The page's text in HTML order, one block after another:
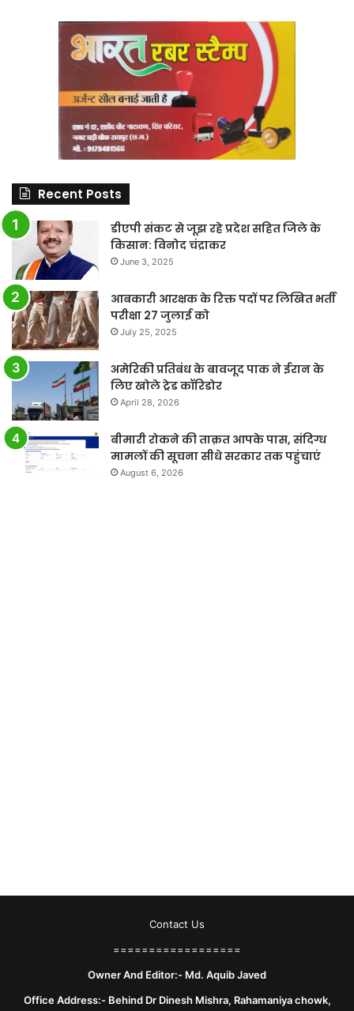
Recent Posts
डीएपी संकट से जूझ रहे प्रदेश सहित जिले के
किसान: विनोद चंद्राकर
June 3, 2025
आबकारी आरक्षक के रिक्त पदों पर लिखित भर्ती
परीक्षा 27 जुलाई को
July 25, 2025
अमेरिकी प्रतिबंध के बावजूद पाक ने ईरान के
लिए खोले ट्रेड कॉरिडोर
April 28, 2026
बीमारी रोकने की ताक़त आपके पास, संदिग्ध
मामलों की सूचना सीधे सरकार तक पहुंचाएं
August 6, 2026
Contact Us
==================
Owner And Editor:- Md. Aquib Javed
Office Address:- Behind Dr Dinesh Mishra, Rahamaniya chowk,